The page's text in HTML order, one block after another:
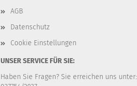
AGB
Datenschutz
Cookie Einstellungen
UNSER SERVICE FÜR SIE:
Haben Sie Fragen? Sie erreichen uns unter: